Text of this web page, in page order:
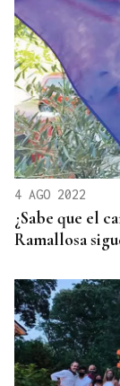
4 AGO 2022
¿Sabe que el
Ramallosa